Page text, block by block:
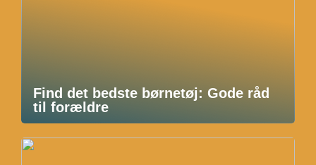
Find det bedste børnetøj: Gode råd
til forældre